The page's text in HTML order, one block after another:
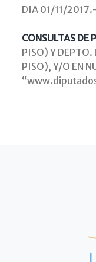
DIA 01/11/
CONSULTAS DE
PISO) Y DEPTO.
PISO), Y/O EN